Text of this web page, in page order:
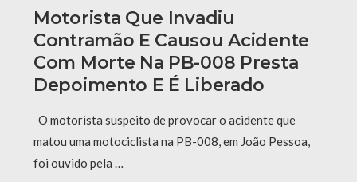
Motorista Que Invadiu
Contramão E Causou Acidente
Com Morte Na PB-008 Presta
Depoimento E É Liberado
O motorista suspeito de provocar o acidente que
matou uma motociclista na PB-008, em João Pessoa,
foi ouvido pela …